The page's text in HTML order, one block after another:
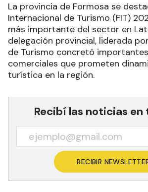
La provincia de Formosa se
Internacional de Turismo (FIT)
más importante del sector en
delegación provincial, liderada
de Turismo concretó
comerciales que prometen
turística en la región.
Recibí las noticias en
RECIBIR